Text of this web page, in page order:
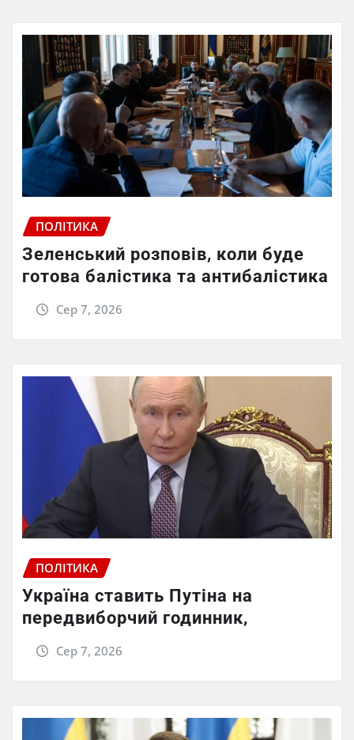
ПОЛІТИКА
Зеленський розповів, коли буде
готова балістика та антибалістика
Сер 7, 2026
ПОЛІТИКА
Україна ставить Путіна на
передвиборчий годинник,
Сер 7, 2026